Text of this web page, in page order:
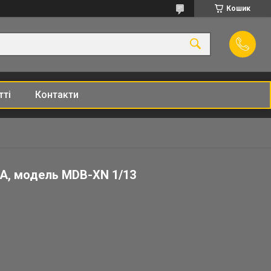
Кошик
Контакти
модель MDB-XN 1/13